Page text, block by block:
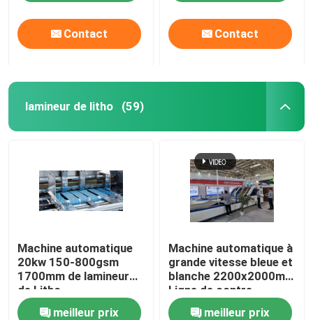
Contact Contact
lamineur de litho (59)
Machine automatique
20kw 150-800gsm
1700mm de lamineur
de Litho
meilleur prix
Machine automatique à
grande vitesse bleue et
blanche 2200x2000mm
Ligne de contre-
collage
meilleur prix